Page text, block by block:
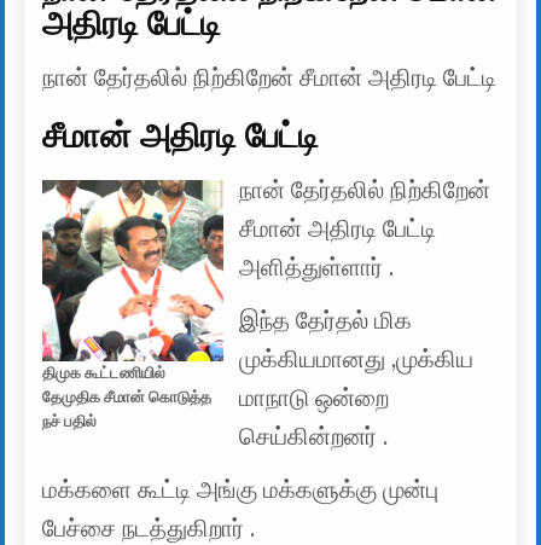
அதிரடி பேட்டி
நான் தேர்தலில் நிற்கிறேன் சீமான் அதிரடி பேட்டி
சீமான் அதிரடி பேட்டி
திமுக கூட்டணியில்
தேமுதிக சீமான் கொடுத்த
நச் பதில்
நான் தேர்தலில் நிற்கிறேன்
சீமான் அதிரடி பேட்டி
அளித்துள்ளார் .
இந்த தேர்தல் மிக
முக்கியமானது ,முக்கிய
மாநாடு ஒன்றை
செய்கின்றனர் .
மக்களை கூட்டி அங்கு மக்களுக்கு முன்பு
பேச்சை நடத்துகிறார் .